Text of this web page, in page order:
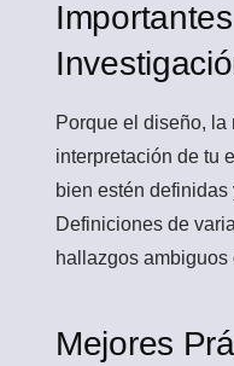
Porque el diseño,
interpretación de tu
bien estén
Definiciones de
hallazgos
Mejores